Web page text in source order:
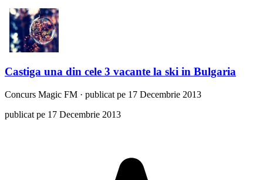
Castiga una din cele 3 vacante la ski in Bulgaria
Concurs Magic FM · publicat pe 17 Decembrie 2013
publicat pe 17 Decembrie 2013